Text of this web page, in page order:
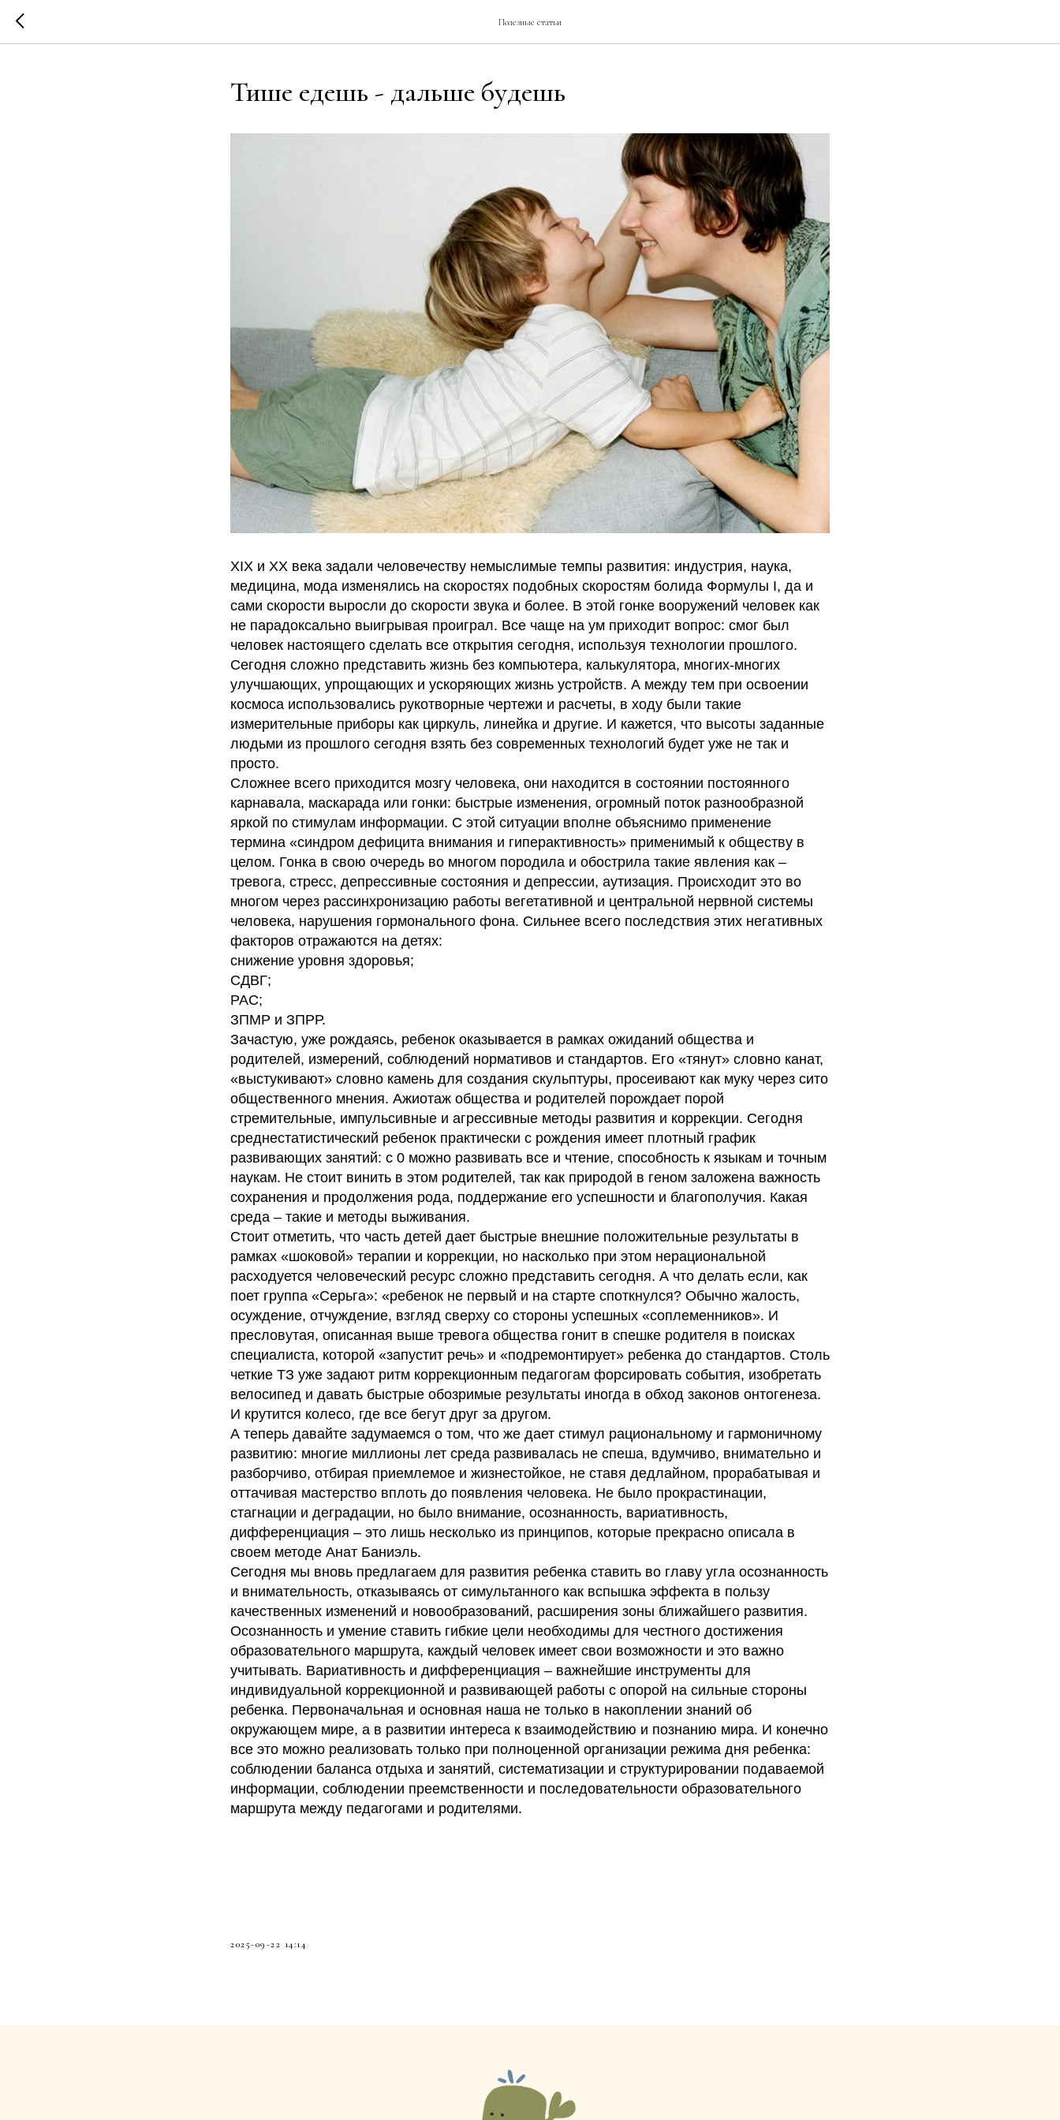
Полезные статьи
Тише едешь - дальше будешь
XIX и XX века задали человечеству немыслимые темпы развития: индустрия, наука,
медицина, мода изменялись на скоростях подобных скоростям болида Формулы I, да и
сами скорости выросли до скорости звука и более. В этой гонке вооружений человек как
не парадоксально выигрывая проиграл. Все чаще на ум приходит вопрос: смог был
человек настоящего сделать все открытия сегодня, используя технологии прошлого.
Сегодня сложно представить жизнь без компьютера, калькулятора, многих-многих
улучшающих, упрощающих и ускоряющих жизнь устройств. А между тем при освоении
космоса использовались рукотворные чертежи и расчеты, в ходу были такие
измерительные приборы как циркуль, линейка и другие. И кажется, что высоты заданные
людьми из прошлого сегодня взять без современных технологий будет уже не так и
просто.
Сложнее всего приходится мозгу человека, они находится в состоянии постоянного
карнавала, маскарада или гонки: быстрые изменения, огромный поток разнообразной
яркой по стимулам информации. С этой ситуации вполне объяснимо применение
термина «синдром дефицита внимания и гиперактивность» применимый к обществу в
целом. Гонка в свою очередь во многом породила и обострила такие явления как –
тревога, стресс, депрессивные состояния и депрессии, аутизация. Происходит это во
многом через рассинхронизацию работы вегетативной и центральной нервной системы
человека, нарушения гормонального фона. Сильнее всего последствия этих негативных
факторов отражаются на детях:
снижение уровня здоровья;
СДВГ;
РАС;
ЗПМР и ЗПРР.
Зачастую, уже рождаясь, ребенок оказывается в рамках ожиданий общества и
родителей, измерений, соблюдений нормативов и стандартов. Его «тянут» словно канат,
«выстукивают» словно камень для создания скульптуры, просеивают как муку через сито
общественного мнения. Ажиотаж общества и родителей порождает порой
стремительные, импульсивные и агрессивные методы развития и коррекции. Сегодня
среднестатистический ребенок практически с рождения имеет плотный график
развивающих занятий: с 0 можно развивать все и чтение, способность к языкам и точным
наукам. Не стоит винить в этом родителей, так как природой в геном заложена важность
сохранения и продолжения рода, поддержание его успешности и благополучия. Какая
среда – такие и методы выживания.
Стоит отметить, что часть детей дает быстрые внешние положительные результаты в
рамках «шоковой» терапии и коррекции, но насколько при этом нерациональной
расходуется человеческий ресурс сложно представить сегодня. А что делать если, как
поет группа «Серьга»: «ребенок не первый и на старте споткнулся? Обычно жалость,
осуждение, отчуждение, взгляд сверху со стороны успешных «соплеменников». И
пресловутая, описанная выше тревога общества гонит в спешке родителя в поисках
специалиста, которой «запустит речь» и «подремонтирует» ребенка до стандартов. Столь
четкие ТЗ уже задают ритм коррекционным педагогам форсировать события, изобретать
велосипед и давать быстрые обозримые результаты иногда в обход законов онтогенеза.
И крутится колесо, где все бегут друг за другом.
А теперь давайте задумаемся о том, что же дает стимул рациональному и гармоничному
развитию: многие миллионы лет среда развивалась не спеша, вдумчиво, внимательно и
разборчиво, отбирая приемлемое и жизнестойкое, не ставя дедлайном, прорабатывая и
оттачивая мастерство вплоть до появления человека. Не было прокрастинации,
стагнации и деградации, но было внимание, осознанность, вариативность,
дифференциация – это лишь несколько из принципов, которые прекрасно описала в
своем методе Анат Баниэль.
Сегодня мы вновь предлагаем для развития ребенка ставить во главу угла осознанность
и внимательность, отказываясь от симультанного как вспышка эффекта в пользу
качественных изменений и новообразований, расширения зоны ближайшего развития.
Осознанность и умение ставить гибкие цели необходимы для честного достижения
образовательного маршрута, каждый человек имеет свои возможности и это важно
учитывать. Вариативность и дифференциация – важнейшие инструменты для
индивидуальной коррекционной и развивающей работы с опорой на сильные стороны
ребенка. Первоначальная и основная наша не только в накоплении знаний об
окружающем мире, а в развитии интереса к взаимодействию и познанию мира. И конечно
все это можно реализовать только при полноценной организации режима дня ребенка:
соблюдении баланса отдыха и занятий, систематизации и структурировании подаваемой
информации, соблюдении преемственности и последовательности образовательного
маршрута между педагогами и родителями.
2025-09-22 14:14